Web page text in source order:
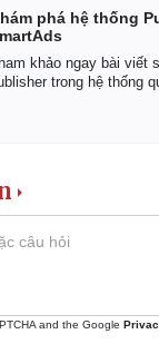
phá hệ thống
khảo ngay bài viết
trong hệ thống
and the Google